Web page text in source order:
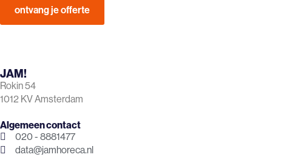
ontvang je offerte
JAM!
Rokin 54
1012 KV Amsterdam
Algemeen contact
020 - 8881477
data@jamhoreca.nl